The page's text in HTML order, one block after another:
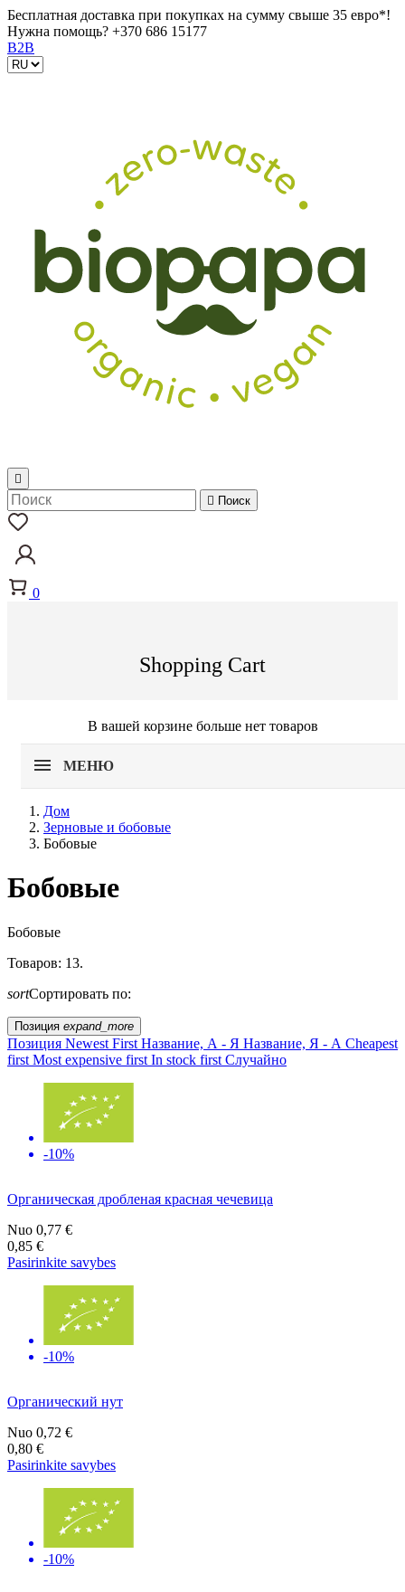
Бесплатная доставка при покупках на сумму свыше 35 евро*!
Нужна помощь? +370 686 15177
B2B

 Поиск
0
Shopping Cart
В вашей корзине больше нет товаров
МЕНЮ
Дом
Зерновые и бобовые
Бобовые
Сельское хозяйство ЕС?
Бобовые
Бобовые
Товаров: 13.
sortСортировать по:
Позиция expand_more
Позиция Newest First Название, А - Я Название, Я - А Cheapest
first Most expensive first In stock first Случайно
-10%
Органическая дробленая красная чечевица
Nuo 0,77 €
0,85 €
Pasirinkite savybes
-10%
Органический нут
Nuo 0,72 €
0,80 €
Pasirinkite savybes
-10%